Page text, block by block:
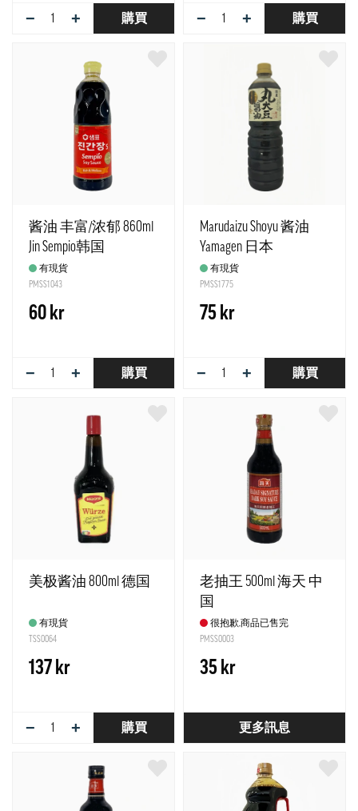
− + 購買 − + 購買
酱油 丰富/浓郁 860ml
Jin Sempio韩国
有現貨
PMSS1043
60 kr
− + 購買
Marudaizu Shoyu 酱油
Yamagen 日本
有現貨
PMSS1775
75 kr
− + 購買
美极酱油 800ml 德国
有現貨
TSS0064
137 kr
− + 購買
老抽王 500ml 海天 中
国
很抱歉,商品已售完
PMSS0003
35 kr
更多訊息